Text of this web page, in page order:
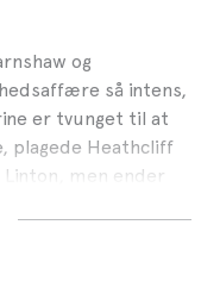
og
så intens,
er tvunget til at
plagede Heathcliff
Linton, men ender